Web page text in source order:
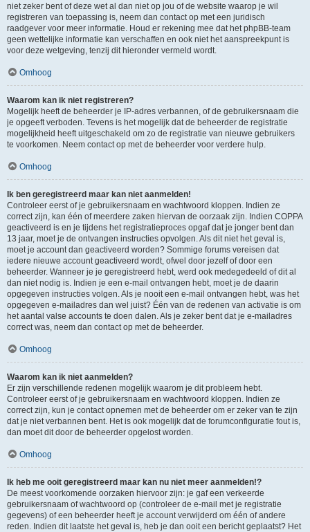
niet zeker bent of deze wet al dan niet op jou of de website waarop je wil
registreren van toepassing is, neem dan contact op met een juridisch
raadgever voor meer informatie. Houd er rekening mee dat het phpBB-team
geen wettelijke informatie kan verschaffen en ook niet het aanspreekpunt is
voor deze wetgeving, tenzij dit hieronder vermeld wordt.
Omhoog
Waarom kan ik niet registreren?
Mogelijk heeft de beheerder je IP-adres verbannen, of de gebruikersnaam die
je opgeeft verboden. Tevens is het mogelijk dat de beheerder de registratie
mogelijkheid heeft uitgeschakeld om zo de registratie van nieuwe gebruikers
te voorkomen. Neem contact op met de beheerder voor verdere hulp.
Omhoog
Ik ben geregistreerd maar kan niet aanmelden!
Controleer eerst of je gebruikersnaam en wachtwoord kloppen. Indien ze
correct zijn, kan één of meerdere zaken hiervan de oorzaak zijn. Indien COPPA
geactiveerd is en je tijdens het registratieproces opgaf dat je jonger bent dan
13 jaar, moet je de ontvangen instructies opvolgen. Als dit niet het geval is,
moet je account dan geactiveerd worden? Sommige forums vereisen dat
iedere nieuwe account geactiveerd wordt, ofwel door jezelf of door een
beheerder. Wanneer je je geregistreerd hebt, werd ook medegedeeld of dit al
dan niet nodig is. Indien je een e-mail ontvangen hebt, moet je de daarin
opgegeven instructies volgen. Als je nooit een e-mail ontvangen hebt, was het
opgegeven e-mailadres dan wel juist? Één van de redenen van activatie is om
het aantal valse accounts te doen dalen. Als je zeker bent dat je e-mailadres
correct was, neem dan contact op met de beheerder.
Omhoog
Waarom kan ik niet aanmelden?
Er zijn verschillende redenen mogelijk waarom je dit probleem hebt.
Controleer eerst of je gebruikersnaam en wachtwoord kloppen. Indien ze
correct zijn, kun je contact opnemen met de beheerder om er zeker van te zijn
dat je niet verbannen bent. Het is ook mogelijk dat de forumconfiguratie fout is,
dan moet dit door de beheerder opgelost worden.
Omhoog
Ik heb me ooit geregistreerd maar kan nu niet meer aanmelden!?
De meest voorkomende oorzaken hiervoor zijn: je gaf een verkeerde
gebruikersnaam of wachtwoord op (controleer de e-mail met je registratie
gegevens) of een beheerder heeft je account verwijderd om één of andere
reden. Indien dit laatste het geval is, heb je dan ooit een bericht geplaatst? Het